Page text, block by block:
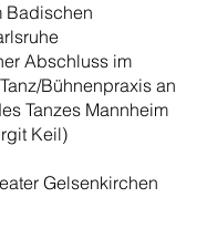
Badischen
Abschluss im
Bühnenpraxis an
Tanzes Mannheim
Keil)
Gelsenkirchen